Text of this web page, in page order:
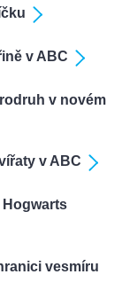
v ABC
v novém
v ABC
Hogwarts
vesmíru